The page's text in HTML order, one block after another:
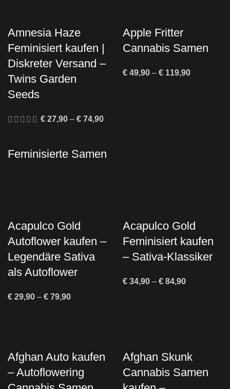
Amnesia Haze
Feminisiert kaufen |
Diskreter Versand –
Twins Garden
Seeds
€ 27,90 – € 74,90
Apple Fritter
Cannabis Samen
€ 49,90 – € 119,90
Feminisierte Samen
Acapulco Gold
Autoflower kaufen –
Legendäre Sativa
als Autoflower
€ 29,90 – € 79,90
Acapulco Gold
Feminisiert kaufen
– Sativa-Klassiker
€ 34,90 – € 84,90
Afghan Auto kaufen
– Autoflowering
Afghan Skunk
Cannabis Samen